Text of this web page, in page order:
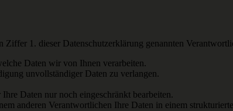
1. dieser Datenschutzerklärung genannten
Daten wir von Ihnen verarbeiten.
unvollständiger Daten zu verlangen.
Daten nur noch eingeschränkt bearbeiten.
anderen Verantwortlichen Ihre Daten in einem